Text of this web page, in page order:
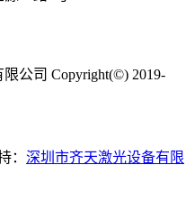
公司 Copyright(©) 2019-
： 深圳市齐天激光设备有限